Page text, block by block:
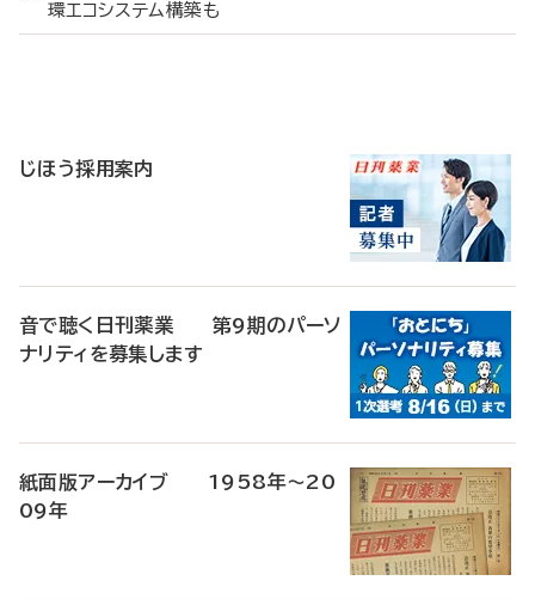
環エコシステム構築も
じほう採用案内
音で聴く日刊薬業 第9期のパーソ
ナリティを募集します
紙面版アーカイブ 1958年～20
09年